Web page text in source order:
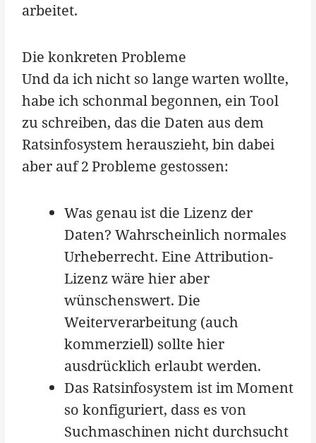
arbeitet.
Die konkreten Probleme
Und da ich nicht so lange warten wollte,
habe ich schonmal begonnen, ein Tool
zu schreiben, das die Daten aus dem
Ratsinfosystem herauszieht, bin dabei
aber auf 2 Probleme gestossen:
Was genau ist die Lizenz der
Daten? Wahrscheinlich normales
Urheberrecht. Eine Attribution-
Lizenz wäre hier aber
wünschenswert. Die
Weiterverarbeitung (auch
kommerziell) sollte hier
ausdrücklich erlaubt werden.
Das Ratsinfosystem ist im Moment
so konfiguriert, dass es von
Suchmaschinen nicht durchsucht